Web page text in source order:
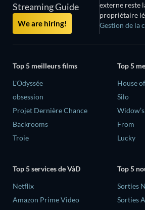
Streaming Guide
We are hiring!
externe reste
propriétaire
Gestion de la
Top 5 meilleurs films
L'Odyssée
obsession
Projet Dernière Chance
Backrooms
Troie
Top 5
House
Silo
From
Lucky
Top 5 services de VàD
Netflix
Amazon Prime Video
Top 5
Sorties
Sorties